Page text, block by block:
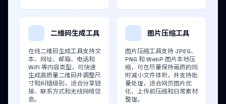
二维码生成工具
在线二维码生成工具支持文
本、网址、邮箱、电话和
WiFi 等内容类型，可快速
生成高质量二维码并调整尺
寸和纠错级别，适合分享链
接、联系方式和无线网络信
息。
图片压缩工具
图片压缩工具支持 JPEG、
PNG 和 WebP 图片本地压
缩，可在尽量保持画质的同
时减小文件体积，并支持批
量处理，适合网页图片优
化、上传前压缩和日常素材
整理。